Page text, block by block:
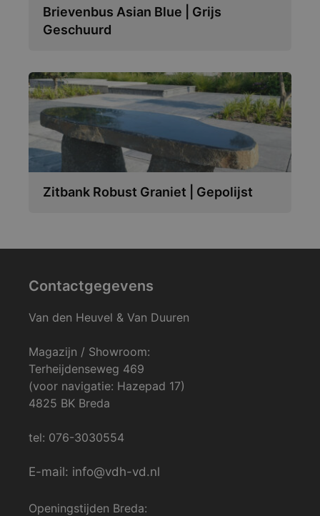
Brievenbus Asian Blue | Grijs
Geschuurd
Zitbank Robust Graniet | Gepolijst
Contactgegevens
Van den Heuvel & Van Duuren
Magazijn / Showroom:
Terheijdenseweg 469
(voor navigatie: Hazepad 17)
4825 BK Breda
tel: 076-3030554
E-mail: info@vdh-vd.nl
Openingstijden Breda: